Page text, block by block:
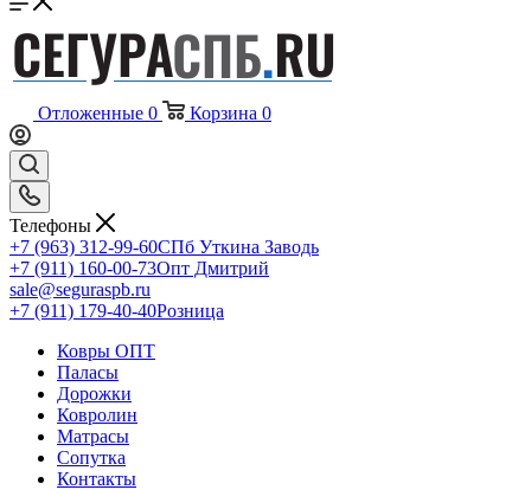
Отложенные 0 Корзина 0
Телефоны
+7 (963) 312-99-60СПб Уткина Заводь
+7 (911) 160-00-73Опт Дмитрий
sale@seguraspb.ru
+7 (911) 179-40-40Розница
Ковры ОПТ
Паласы
Дорожки
Ковролин
Матрасы
Сопутка
Контакты